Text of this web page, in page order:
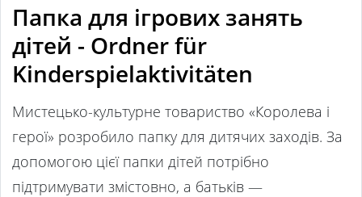
Папка для ігрових занять
дітей - Ordner für
Kinderspielaktivitäten
Мистецько-культурне товариство «Королева і
герої» розробило папку для дитячих заходів. За
допомогою цієї папки дітей потрібно
підтримувати змістовно, а батьків —